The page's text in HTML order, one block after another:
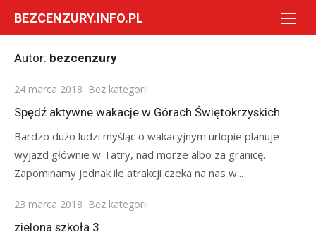
BEZCENZURY.INFO.PL
Autor: bezcenzury
Posted
on
24 marca 2018 Bez kategorii
Spędź aktywne wakacje w Górach Świętokrzyskich
Bardzo dużo ludzi myśląc o wakacyjnym urlopie planuje
wyjazd głównie w Tatry, nad morze albo za granicę.
Zapominamy jednak ile atrakcji czeka na nas w...
Posted
on
23 marca 2018 Bez kategorii
zielona szkoła 3